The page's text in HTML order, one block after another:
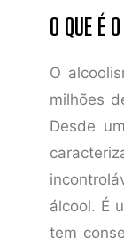
O QUE É
O
milhões
Desde
álcool. É
tem